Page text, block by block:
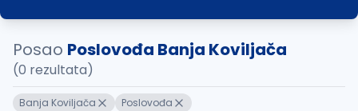
Posao Poslovođa Banja Koviljača
(0 rezultata)
Banja Koviljača Poslovođa